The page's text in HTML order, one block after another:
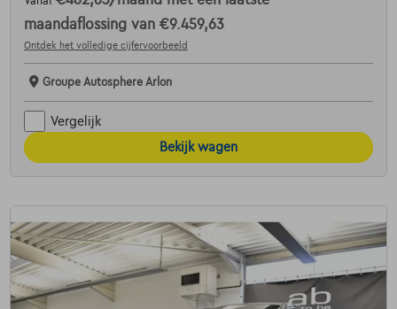
maandaflossing van €9.459,63
Ontdek het volledige cijfervoorbeeld
Groupe Autosphere Arlon
Vergelijk
Bekijk wagen